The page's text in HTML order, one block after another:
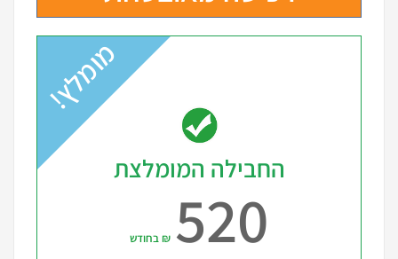
מומלץ!
החבילה המומלצת
520 ₪ בחודש